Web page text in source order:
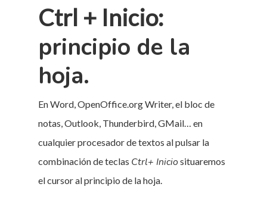
Ctrl + Inicio:
principio de la
hoja.
En Word, OpenOffice.org Writer, el bloc de
notas, Outlook, Thunderbird, GMail… en
cualquier procesador de textos al pulsar la
combinación de teclas Ctrl+ Iniciosituaremos
el cursor al principio de la hoja.